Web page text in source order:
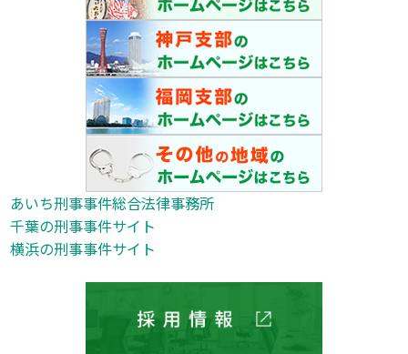
あいち刑事事件総合法律事務所
千葉の刑事事件サイト
横浜の刑事事件サイト